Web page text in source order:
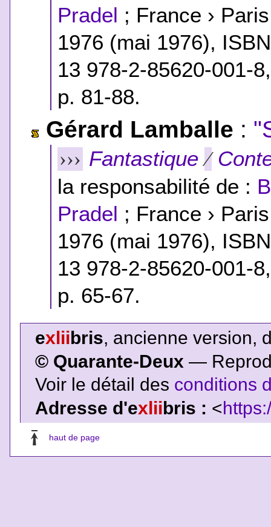
Pradel ; France ›
1976 (mai 1976),
13 978-2-85620-001-8
p. 81-88.
Gérard Lamballe :
››› Fantastique ⁄
la responsabilité de :
Pradel ; France ›
1976 (mai 1976),
13 978-2-85620-001-8
p. 65-67.
exliibris, ancienne version,
© Quarante-Deux —
Voir le détail des conditions
Adresse d'exlii bris : <
haut de page